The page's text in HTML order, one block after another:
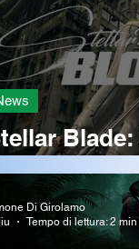
Di Girolamo
Tempo di lettura: 2 min